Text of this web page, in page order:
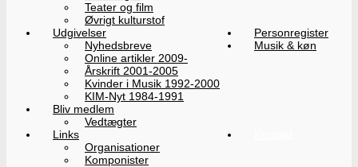
Teater og film
Øvrigt kulturstof
Udgivelser
Nyhedsbreve
Online artikler 2009-
Årskrift 2001-2005
Kvinder i Musik 1992-2000
KIM-Nyt 1984-1991
Personregister
Musik & køn
Bliv medlem
Vedtægter
Links
Organisationer
Komponister